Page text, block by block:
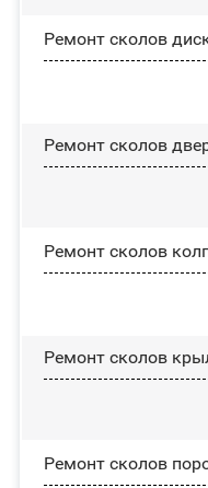
Ремонт сколов
Ремонт сколов
Ремонт сколов
Ремонт сколов
Ремонт сколов